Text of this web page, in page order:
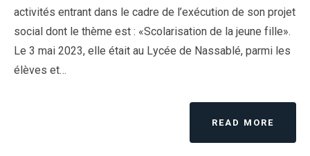
activités entrant dans le cadre de l’exécution de son projet
social dont le thème est : «Scolarisation de la jeune fille».
Le 3 mai 2023, elle était au Lycée de Nassablé, parmi les
élèves et…
READ MORE